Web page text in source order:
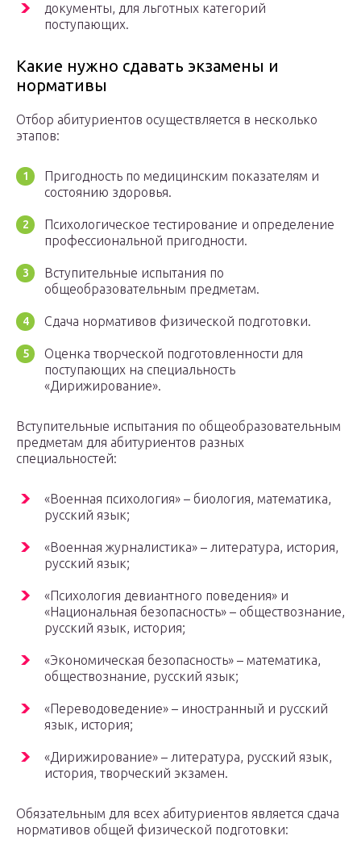
документы, для льготных категорий
поступающих.
Какие нужно сдавать экзамены и
нормативы
Отбор абитуриентов осуществляется в несколько
этапов:
Пригодность по медицинским показателям и
состоянию здоровья.
Психологическое тестирование и определение
профессиональной пригодности.
Вступительные испытания по
общеобразовательным предметам.
Сдача нормативов физической подготовки.
Оценка творческой подготовленности для
поступающих на специальность
«Дирижирование».
Вступительные испытания по общеобразовательным
предметам для абитуриентов разных
специальностей:
«Военная психология» – биология, математика,
русский язык;
«Военная журналистика» – литература, история,
русский язык;
«Психология девиантного поведения» и
«Национальная безопасность» – обществознание,
русский язык, история;
«Экономическая безопасность» – математика,
обществознание, русский язык;
«Переводоведение» – иностранный и русский
язык, история;
«Дирижирование» – литература, русский язык,
история, творческий экзамен.
Обязательным для всех абитуриентов является сдача
нормативов общей физической подготовки: